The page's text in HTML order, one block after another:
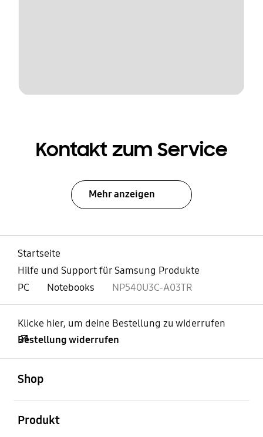
Kontakt zum Service
Mehr anzeigen
Startseite
Hilfe und Support für Samsung Produkte
PC
Notebooks NP540U3C-A03TR
Klicke hier, um deine Bestellung zu widerrufen
Bestellung widerrufen
Shop
Produkt